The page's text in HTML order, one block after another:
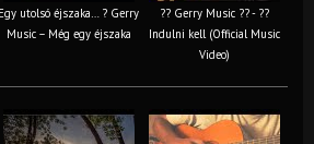
Egy utolsó éjszaka… ? Gerry
Music – Még egy éjszaka
?? Gerry Music ?? - ??
Indulni kell (Official Music
Video)